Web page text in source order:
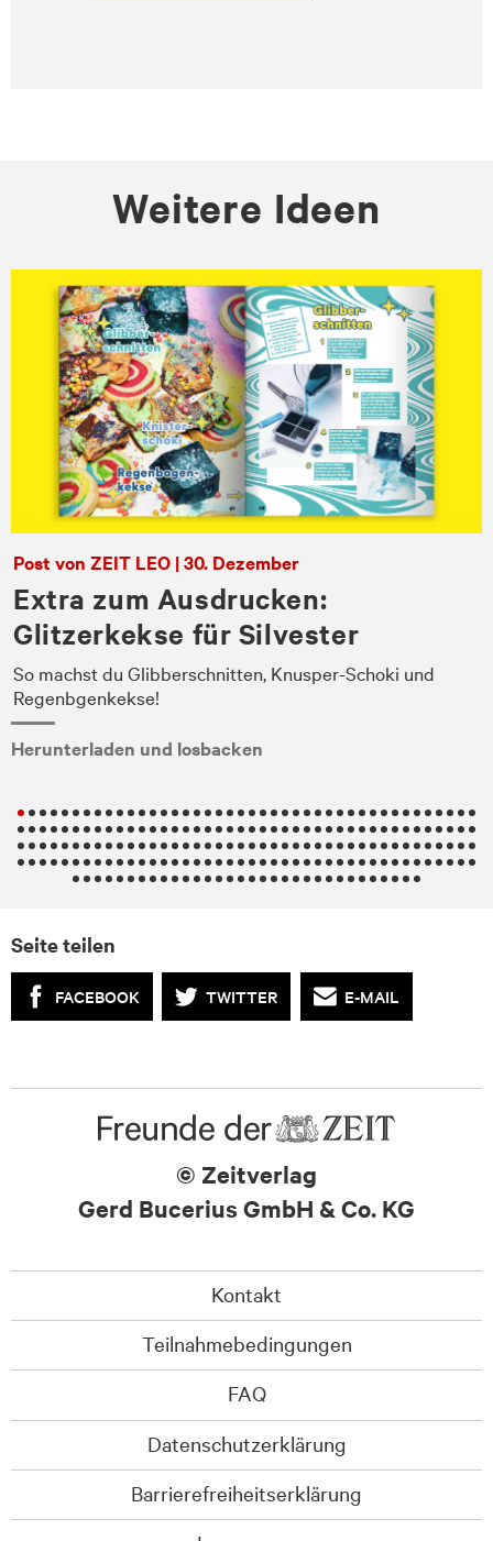
Weitere Ideen
Post von ZEIT LEO | 30. Dezember
Extra zum Ausdrucken:
Glitzerkekse für Silvester
So machst du Glibberschnitten, Knusper-Schoki und
Regenbgenkekse!
Herunterladen und losbacken
Seite teilen
FACEBOOK TWITTER E-MAIL
© Zeitverlag
Gerd Bucerius GmbH & Co. KG
Kontakt
Teilnahmebedingungen
FAQ
Datenschutzerklärung
Barrierefreiheitserklärung